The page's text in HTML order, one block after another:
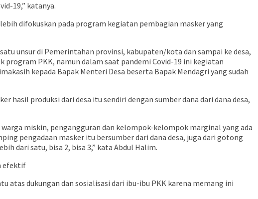
19,” katanya.
difokuskan pada program kegiatan pembagian masker yang
unsur di Pemerintahan provinsi, kabupaten/kota dan sampai ke desa,
PKK, namun dalam saat pandemi Covid-19 ini kegiatan
kepada Bapak Menteri Desa beserta Bapak Mendagri yang sudah
hasil produksi dari desa itu sendiri dengan sumber dana dari dana desa,
miskin, pengangguran dan kelompok-kelompok marginal yang ada
pengadaan masker itu bersumber dari dana desa, juga dari gotong
dari satu, bisa 2, bisa 3,” kata Abdul Halim.
efektif
atas dukungan dan sosialisasi dari ibu-ibu PKK karena memang ini